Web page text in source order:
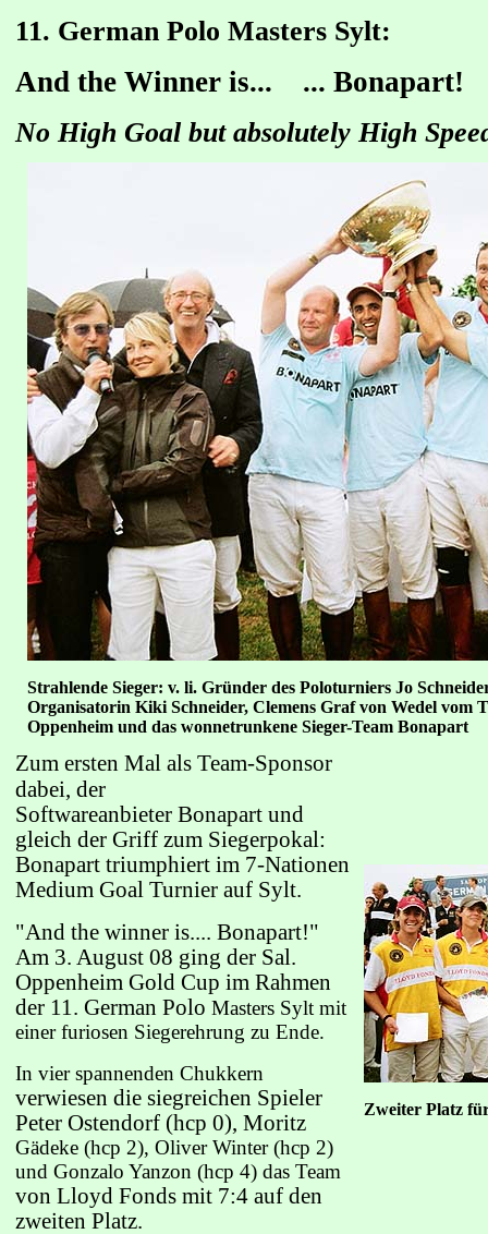
11. German Polo Masters Sylt:
And the Winner is... ... Bonapart!
No High Goal but absolutely High
Strahlende Sieger: v. li. Gründer des Poloturniers Jo
Organisatorin Kiki Schneider, Clemens Graf von Wedel vom
Oppenheim und das wonnetrunkene Sieger-Team Bonapart
Zum ersten Mal als Team-Sponsor
dabei, der
Softwareanbieter Bonapart und
gleich der Griff zum Siegerpokal:
Bonapart triumphiert im 7-Nationen
Medium Goal Turnier auf Sylt.
"And the winner is.... Bonapart!"
Am 3. August 08 ging der Sal.
Oppenheim Gold Cup im Rahmen
der 11. German Polo Masters Sylt mit
einer furiosen Siegerehrung zu Ende.
In vier spannenden Chukkern
verwiesen die siegreichen Spieler
Peter Ostendorf (hcp 0), Moritz
Gädeke (hcp 2), Oliver Winter (hcp 2)
und Gonzalo Yanzon (hcp 4) das Team
von Lloyd Fonds mit 7:4 auf den
zweiten Platz.
Zweiter Platz